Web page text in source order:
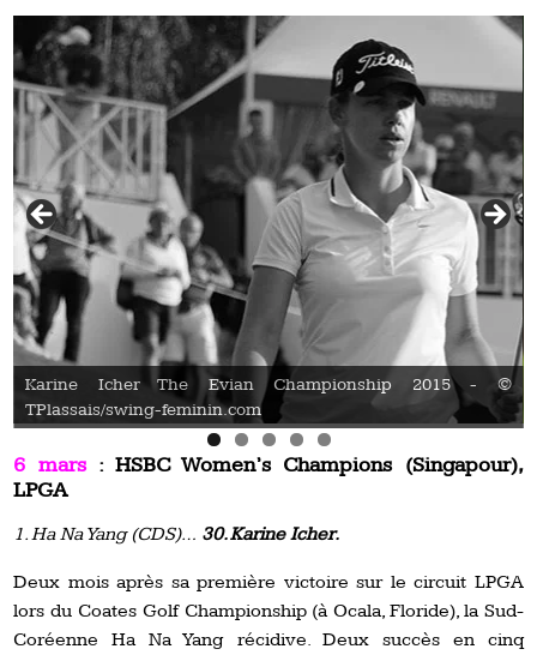
Karine Icher The Evian Championship 2015 - ©
TPlassais/swing-feminin.com
6 mars: HSBC Women’s Champions (Singapour),
LPGA
1. Ha Na Yang (CDS)… 30. Karine Icher.
Deux mois après sa première victoire sur le circuit LPGA
lors du Coates Golf Championship (à Ocala, Floride), la Sud-
Coréenne Ha Na Yang récidive. Deux succès en cinq